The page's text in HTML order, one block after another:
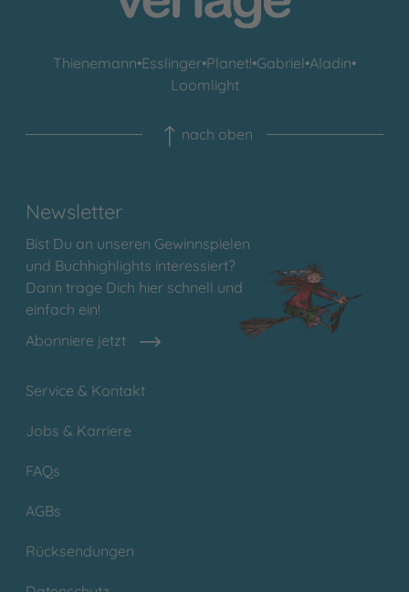
Thienemann•Esslinger•Planet!•Gabriel•Aladin•
Loomlight
nach oben
Newsletter
Bist Du an unseren Gewinnspielen
und Buchhighlights interessiert?
Dann trage Dich hier schnell und
einfach ein!
Abonniere jetzt
Service & Kontakt
Jobs & Karriere
FAQs
AGBs
Rücksendungen